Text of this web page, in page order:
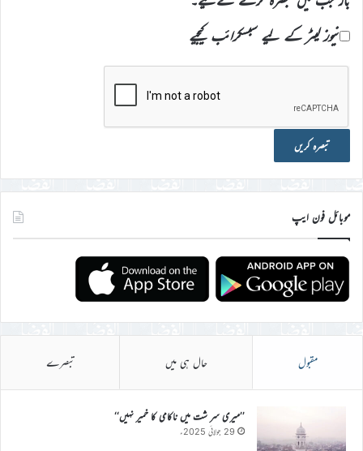
نیوز لیٹر کے لیے سبسکرائب کیجیے
موبائل فون ایپ
مقبول حال ہی میں تبصرے
’’میری سر شت میں ناکامی کا خمیر نہیں‘‘
29 جولائی 2025ء